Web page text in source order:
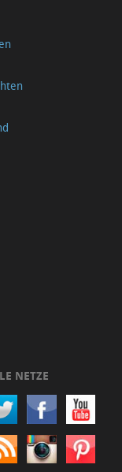
NETZE